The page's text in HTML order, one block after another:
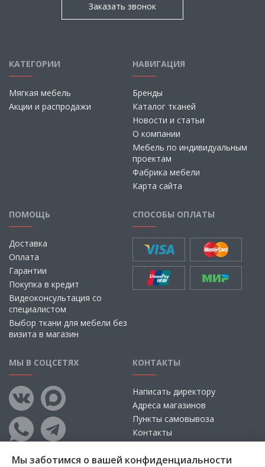
Заказать звонок
КАТЕГОРИИ
Мягкая мебель
Акции и распродажи
НАВИГАЦИЯ
Бренды
Каталог тканей
Новости и статьи
О компании
Мебель по индивидуальным
проектам
Фабрика мебели
Карта сайта
ПОМОЩЬ
Доставка
Оплата
Гарантии
Покупка в кредит
Видеоконсультация со
специалистом
Выбор ткани для мебели без
визита в магазин
СПОСОБЫ ОПЛАТЫ
МЫ В СОЦСЕТЯХ КОНТАКТЫ
Написать директору
Адреса магазинов
Пункты самовывоза
Контакты
Мы заботимся о вашей конфиденциальности